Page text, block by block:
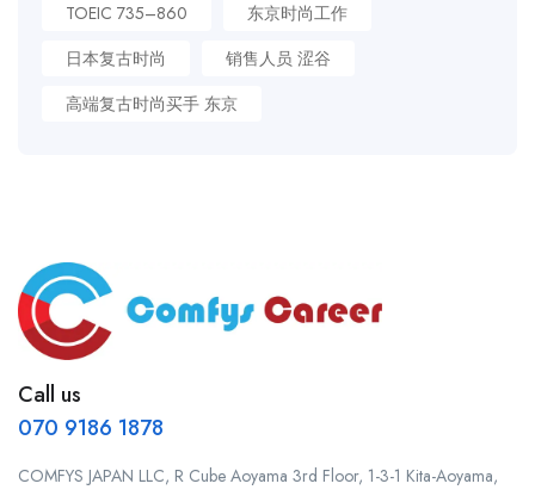
TOEIC 735–860
东京时尚工作
日本复古时尚
销售人员 涩谷
高端复古时尚买手 东京
Call us
070 9186 1878
COMFYS JAPAN LLC, R Cube Aoyama 3rd Floor, 1-3-1 Kita-Aoyama,